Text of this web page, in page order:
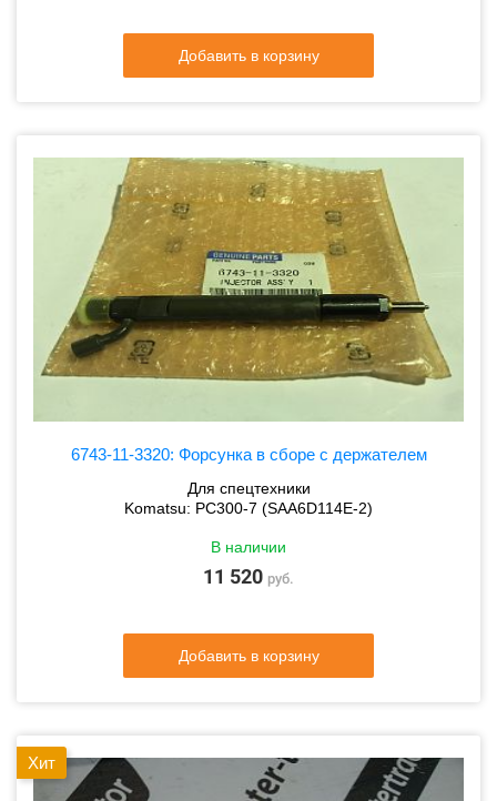
Добавить в корзину
6743-11-3320: Форсунка в сборе с держателем
Для спецтехники
Komatsu: PC300-7 (SAA6D114E-2)
В наличии
11 520 руб.
Добавить в корзину
Хит